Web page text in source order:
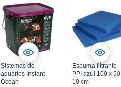
Sistemas de
aquários Instant
Ocean
Espuma filtrante
PPI azul 100 x
10 cm